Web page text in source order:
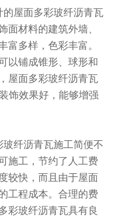
屋面多彩玻纤沥青瓦
面材料的建筑外墙、
富多样，色彩丰富。
以铺成锥形、球形和
屋面多彩玻纤沥青瓦
饰效果好，能够增强
纤沥青瓦施工简便不
施工，节约了人工费
较快，而且由于屋面
工程成本。合理的费
彩玻纤沥青瓦具有良